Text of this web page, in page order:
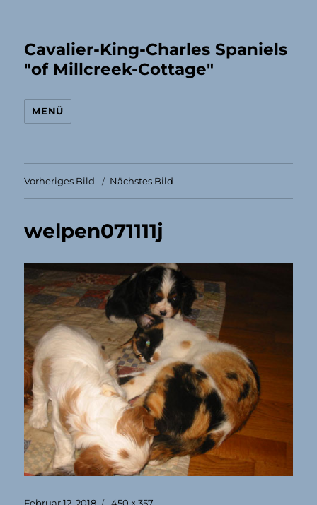
Cavalier-King-Charles Spaniels
"of Millcreek-Cottage"
MENÜ
Vorheriges Bild Nächstes Bild
welpen071111j
Veröffentlicht
Februar 12, 2018 Originalgröße
450 × 357